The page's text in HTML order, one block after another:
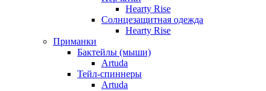
Hearty Rise
Солнцезащитная одежда
Hearty Rise
Приманки
Бактейлы (мыши)
Artuda
Тейл-спиннеры
Artuda